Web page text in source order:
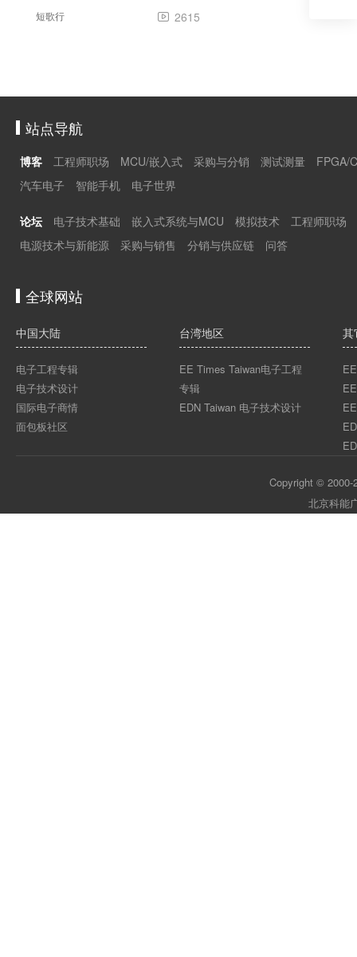
短歌行  2615
站点导航
博客 工程师职场 MCU/嵌入式 采购与分销 测试测量
FPGA/
汽车电子
智能手机 电子世界
论坛 电子技术基础 嵌入式系统与MCU 模拟技术
工程师职场
电源技术与新能源
采购与销售 分销与供应链 问答
全球网站
中国大陆
电子工程专辑
电子技术设计
国际电子商情
面包板社区
台湾地区
EE Times Taiwan电子工程
专辑
EDN Taiwan 电子技术设计
其
Copyright © 2000-
北京科能